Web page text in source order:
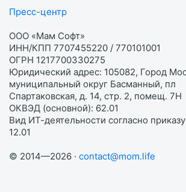
Пресс-центр
ООО «Мам Софт»
ИНН/КПП 7707455220 / 770101001
ОГРН 1217700330275
Юридический адрес: 105082, Город
муниципальный округ Басманный, пл
Спартаковская, д. 14, стр. 2, помещ. 7Н
ОКВЭД (основной): 62.01
Вид ИТ-деятельности согласно
12.01
© 2014—2026 · contact@mom.life